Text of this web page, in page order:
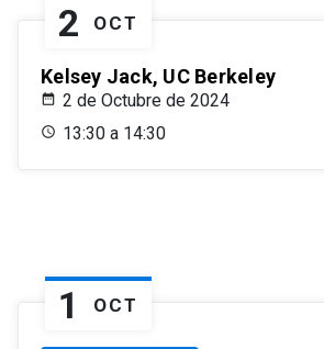
2 OCT
Kelsey Jack, UC Berkeley
2 de Octubre de 2024
13:30 a 14:30
1 OCT